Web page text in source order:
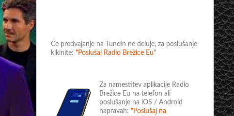
Če predvajanje na TuneIn ne deluje, za poslušanje
klkinite: "Poslušaj Radio Brežice Eu"
Za namestitev aplikacije Radio
Brežice Eu na telefon ali
poslušanje na iOS / Android
napravah: "Poslušaj na